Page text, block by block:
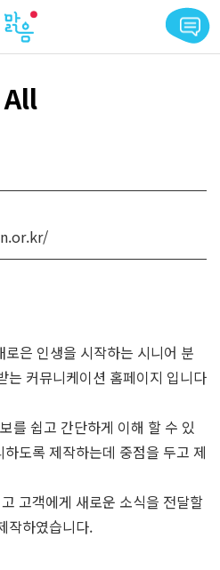
All
은 인생을 시작하는 시니어 분
는 커뮤니케이션 홈페이지 입니다
를 쉽고 간단하게 이해 할 수 있
도록 제작하는데 중점을 두고 제
고객에게 새로운 소식을 전달할
작하였습니다.